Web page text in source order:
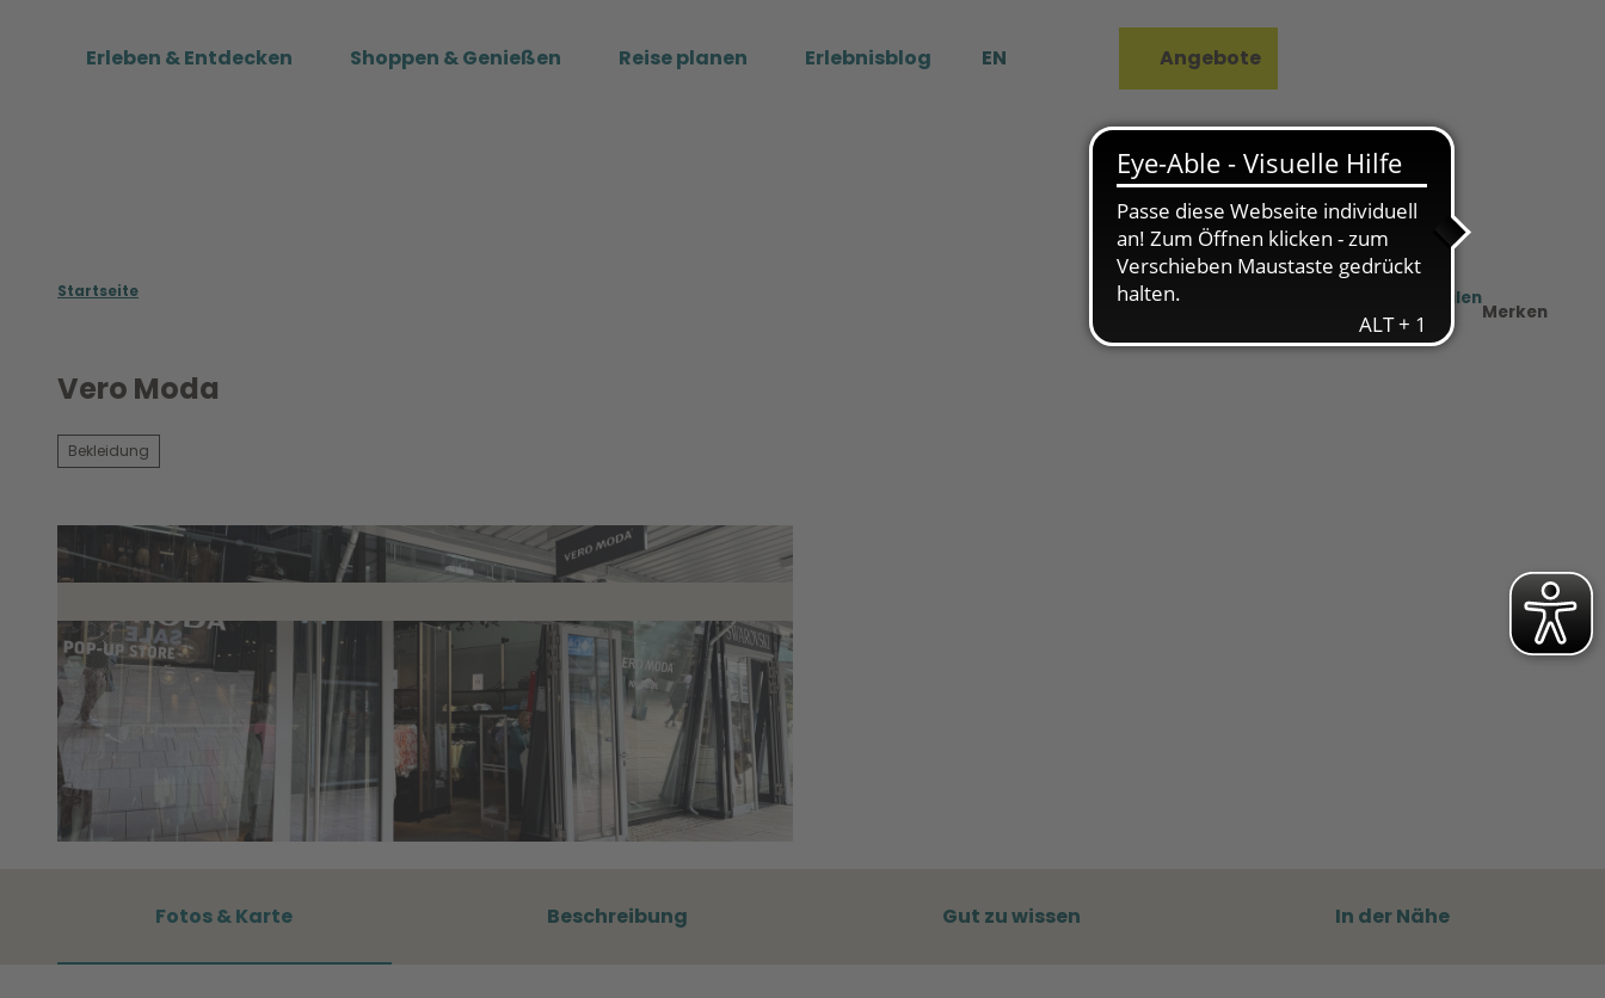
Erleben & Entdecken Shoppen & Genießen Reise planen Erlebnisblog EN Angebote
Startseite
PDF
Teilen
Merken
Vero Moda
Bekleidung
Fotos & Karte Beschreibung Gut zu wissen In der Nähe